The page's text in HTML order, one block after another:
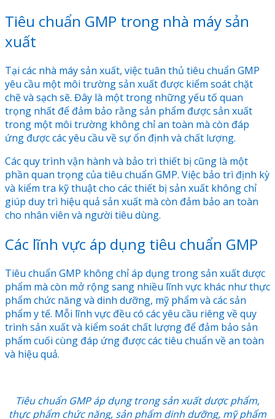
Tiêu chuẩn GMP trong nhà máy sản
xuất
Tại các nhà máy sản xuất, việc tuân thủ tiêu chuẩn GMP
yêu cầu một môi trường sản xuất được kiểm soát chặt
chẽ và sạch sẽ. Đây là một trong những yếu tố quan
trọng nhất để đảm bảo rằng sản phẩm được sản xuất
trong một môi trường không chỉ an toàn mà còn đáp
ứng được các yêu cầu về sự ổn định và chất lượng.
Các quy trình vận hành và bảo trì thiết bị cũng là một
phần quan trọng của tiêu chuẩn GMP. Việc bảo trì định kỳ
và kiểm tra kỹ thuật cho các thiết bị sản xuất không chỉ
giúp duy trì hiệu quả sản xuất mà còn đảm bảo an toàn
cho nhân viên và người tiêu dùng.
Các lĩnh vực áp dụng tiêu chuẩn GMP
Tiêu chuẩn GMP không chỉ áp dụng trong sản xuất dược
phẩm mà còn mở rộng sang nhiều lĩnh vực khác như thực
phẩm chức năng và dinh dưỡng, mỹ phẩm và các sản
phẩm y tế. Mỗi lĩnh vực đều có các yêu cầu riêng về quy
trình sản xuất và kiểm soát chất lượng để đảm bảo sản
phẩm cuối cùng đáp ứng được các tiêu chuẩn về an toàn
và hiệu quả.
Tiêu chuẩn GMP áp dụng trong sản xuất dược phẩm,
thực phẩm chức năng, sản phẩm dinh dưỡng, mỹ phẩm